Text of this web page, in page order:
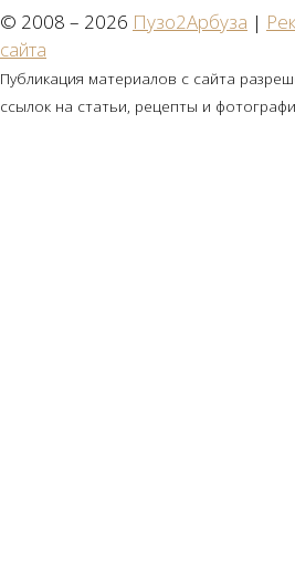
© 2008 – 2026 Пузо2Арбуза |
сайта
Публикация материалов с сайта
ссылок на статьи, рецепты и